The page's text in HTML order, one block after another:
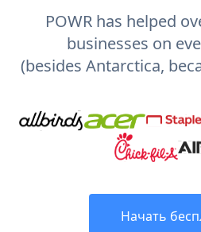
POWR has helped
businesses on
(besides Antarctica,
Начать